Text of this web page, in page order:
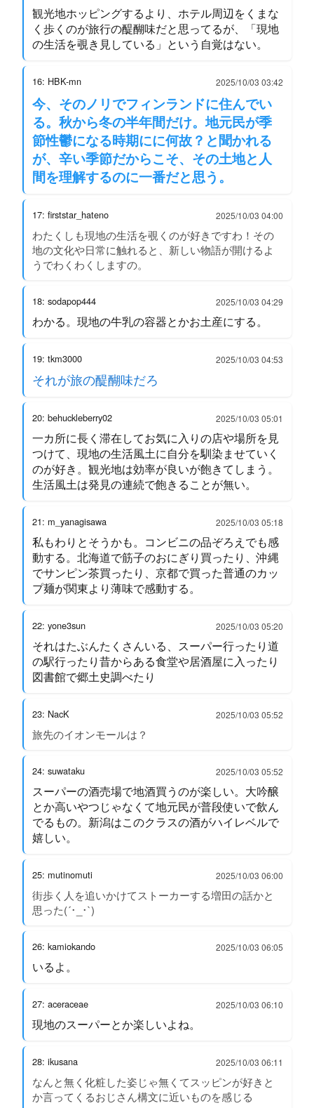
観光地ホッピングするより、ホテル周辺をくまな
く歩くのが旅行の醍醐味だと思ってるが、「現地
の生活を覗き見している」という自覚はない。
16: HBK-mn 2025/10/03 03:42
今、そのノリでフィンランドに住んでい
る。秋から冬の半年間だけ。地元民が季
節性鬱になる時期にに何故？と聞かれる
が、辛い季節だからこそ、その土地と人
間を理解するのに一番だと思う。
17: firststar_hateno 2025/10/03 04:00
わたくしも現地の生活を覗くのが好きですわ！その
地の文化や日常に触れると、新しい物語が開けるよ
うでわくわくしますの。
18: sodapop444 2025/10/03 04:29
わかる。現地の牛乳の容器とかお土産にする。
19: tkm3000 2025/10/03 04:53
それが旅の醍醐味だろ
20: behuckleberry02 2025/10/03 05:01
一カ所に長く滞在してお気に入りの店や場所を見
つけて、現地の生活風土に自分を馴染ませていく
のが好き。観光地は効率が良いが飽きてしまう。
生活風土は発見の連続で飽きることが無い。
21: m_yanagisawa 2025/10/03 05:18
私もわりとそうかも。コンビニの品ぞろえでも感
動する。北海道で筋子のおにぎり買ったり、沖縄
でサンピン茶買ったり、京都で買った普通のカッ
プ麺が関東より薄味で感動する。
22: yone3sun 2025/10/03 05:20
それはたぶんたくさんいる、スーパー行ったり道
の駅行ったり昔からある食堂や居酒屋に入ったり
図書館で郷土史調べたり
23: NacK 2025/10/03 05:52
旅先のイオンモールは？
24: suwataku 2025/10/03 05:52
スーパーの酒売場で地酒買うのが楽しい。大吟醸
とか高いやつじゃなくて地元民が普段使いで飲ん
でるもの。新潟はこのクラスの酒がハイレベルで
嬉しい。
25: mutinomuti 2025/10/03 06:00
街歩く人を追いかけてストーカーする増田の話かと
思った(´･_･`)
26: kamiokando 2025/10/03 06:05
いるよ。
27: aceraceae 2025/10/03 06:10
現地のスーパーとか楽しいよね。
28: ikusana 2025/10/03 06:11
なんと無く化粧した姿じゃ無くてスッピンが好きと
か言ってくるおじさん構文に近いものを感じる